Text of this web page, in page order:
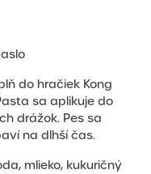
do hračiek Kong
sa aplikuje do
drážok. Pes sa
na dlhší čas.
mlieko, kukuričný